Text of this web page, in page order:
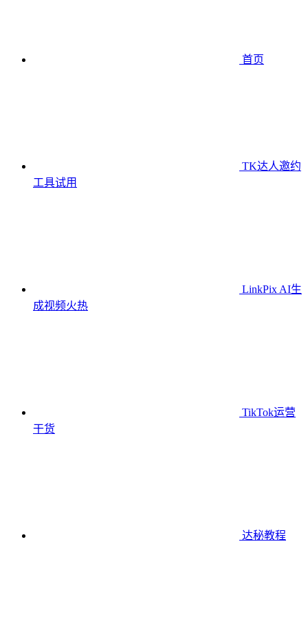
首页
TK达人邀约
工具试用
LinkPix AI生
成视频火热
TikTok运营
干货
达秘教程